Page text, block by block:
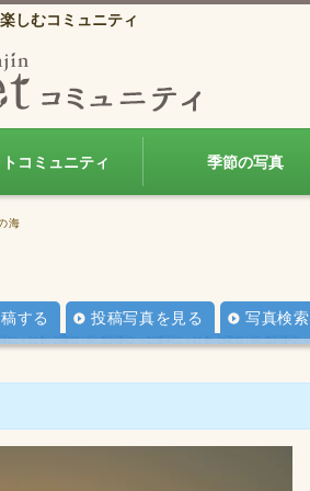
しむコミュニティ
コミュニティ 季節の写真
海
する 投稿写真を見る 写真検索